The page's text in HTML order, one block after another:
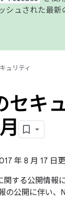
シュされた最新
ュリティ
キ
年 8 月 17 日
関する公開情報
の公開に伴い、